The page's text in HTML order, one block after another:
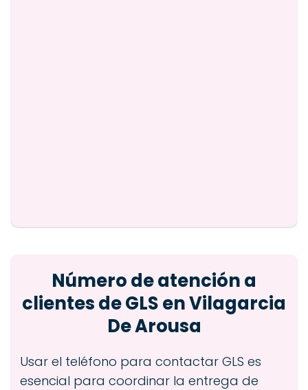
Número de atención a
clientes de GLS en Vilagarcia
De Arousa
Usar el teléfono para contactar GLS es
esencial para coordinar la entrega de